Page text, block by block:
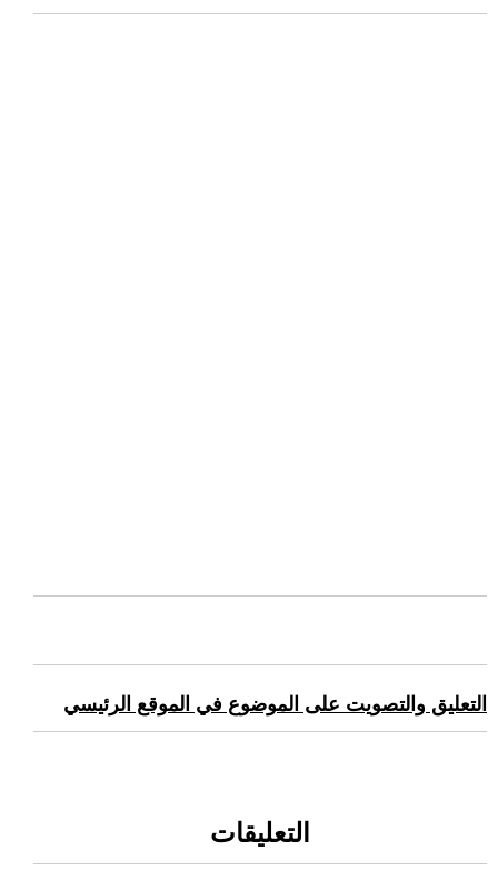
التعليق والتصويت على الموضوع في الموقع الرئيسي
التعليقات